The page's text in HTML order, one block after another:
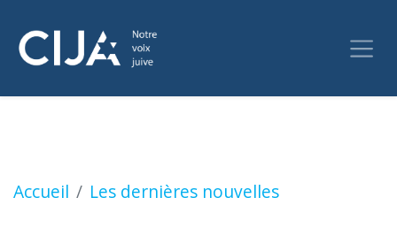
Accueil Les dernières nouvelles
WARMINGTON : Trudeau saying ICC can